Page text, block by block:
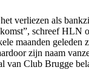
verliezen als
schreef HLN
maanden geleden
zijn naam
van Club Brugge